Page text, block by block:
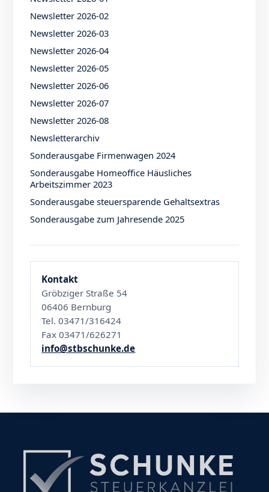
Newsletter 2026-02
Newsletter 2026-03
Newsletter 2026-04
Newsletter 2026-05
Newsletter 2026-06
Newsletter 2026-07
Newsletter 2026-08
Newsletterarchiv
Sonderausgabe Firmenwagen 2024
Sonderausgabe Homeoffice Häusliches
Arbeitszimmer 2023
Sonderausgabe steuersparende Gehaltsextras
Sonderausgabe zum Jahresende 2025
Kontakt
Gröbziger Straße 54
06406 Bernburg
Tel. 03471/316424
Fax 03471/626271
info@stbschunke.de